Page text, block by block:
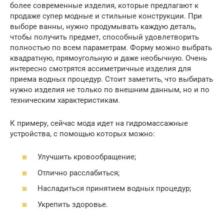
более современные изделия, которые предлагают к
продаже супер модные и стильные конструкции. При
выборе ванны, нужно продумывать каждую деталь,
чтобы получить предмет, способный удовлетворить
полностью по всем параметрам. Форму можно выбрать
квадратную, прямоугольную и даже необычную. Очень
интересно смотрятся ассиметричные изделия для
приема водных процедур. Стоит заметить, что выбирать
нужно изделия не только по внешним данным, но и по
техническим характеристикам.
К примеру, сейчас мода идет на гидромассажные
устройства, с помощью которых можно:
Улучшить кровообращение;
Отлично расслабиться;
Насладиться принятием водных процедур;
Укрепить здоровье.